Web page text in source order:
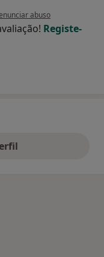
opinião do utilizador MM
abuso
Registe-